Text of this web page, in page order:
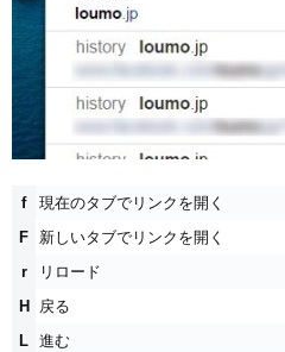
f
現在のタブでリンクを開く
F
新しいタブでリンクを開く
r
リロード
H
戻る
L 進む